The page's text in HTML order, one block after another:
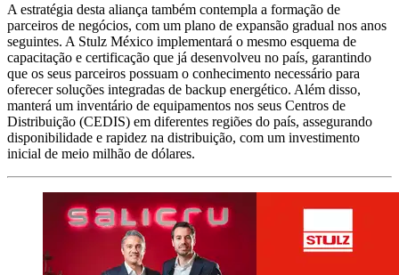
A estratégia desta aliança também contempla a formação de
parceiros de negócios, com um plano de expansão gradual nos anos
seguintes. A Stulz México implementará o mesmo esquema de
capacitação e certificação que já desenvolveu no país, garantindo
que os seus parceiros possuam o conhecimento necessário para
oferecer soluções integradas de backup energético. Além disso,
manterá um inventário de equipamentos nos seus Centros de
Distribuição (CEDIS) em diferentes regiões do país, assegurando
disponibilidade e rapidez na distribuição, com um investimento
inicial de meio milhão de dólares.